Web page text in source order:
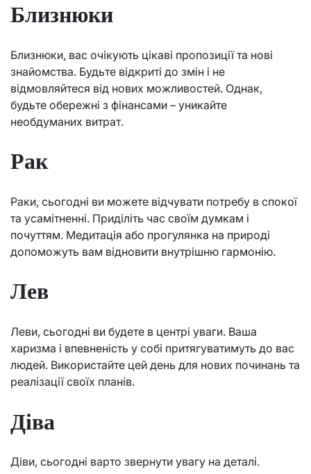
Близнюки
Близнюки, вас очікують цікаві пропозиції та нові
знайомства. Будьте відкриті до змін і не
відмовляйтеся від нових можливостей. Однак,
будьте обережні з фінансами – уникайте
необдуманих витрат.
Рак
Раки, сьогодні ви можете відчувати потребу в спокої
та усамітненні. Приділіть час своїм думкам і
почуттям. Медитація або прогулянка на природі
допоможуть вам відновити внутрішню гармонію.
Лев
Леви, сьогодні ви будете в центрі уваги. Ваша
харизма і впевненість у собі притягуватимуть до вас
людей. Використайте цей день для нових починань та
реалізації своїх планів.
Діва
Діви, сьогодні варто звернути увагу на деталі.